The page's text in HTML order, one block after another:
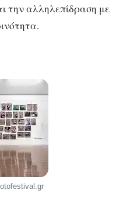
την αλληλεπίδραση με